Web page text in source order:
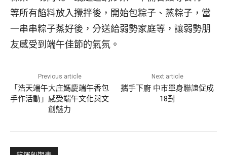
等所有餡料放入攪拌後，開始包粽子、蒸粽子，當
一串串粽子蒸好後，分送給弱勢家庭等，讓弱勢朋
友感受到端午佳節的氣氛。
Previous article
「浩天端午大庄媽慶端午香包
手作活動」感受端午文化與文
創魅力
Next article
攜手下廚 中市單身聯誼促成
18對